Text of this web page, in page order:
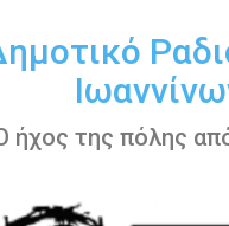
ήχος της πόλης